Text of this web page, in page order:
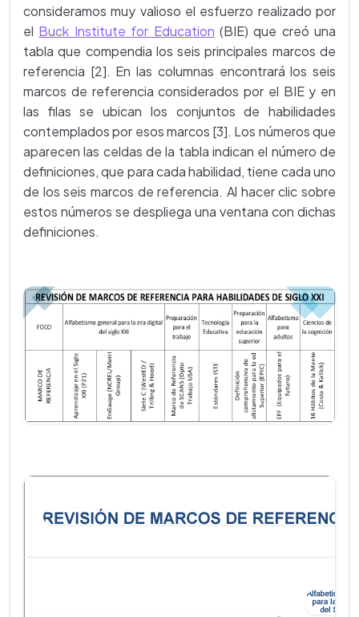
consideramos muy valioso el esfuerzo realizado por
el Buck Institute for Education (BIE) que creó una
tabla que compendia los seis principales marcos de
referencia [2]. En las columnas encontrará los seis
marcos de referencia considerados por el BIE y en
las filas se ubican los conjuntos de habilidades
contemplados por esos marcos [3]. Los números que
aparecen las celdas de la tabla indican el número de
definiciones, que para cada habilidad, tiene cada uno
de los seis marcos de referencia. Al hacer clic sobre
estos números se despliega una ventana con dichas
definiciones.